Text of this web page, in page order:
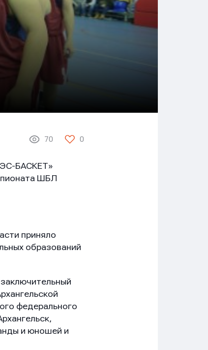
70 0
БАСКЕТ»
ШБЛ
приняло
образований
федерального
и юношей и